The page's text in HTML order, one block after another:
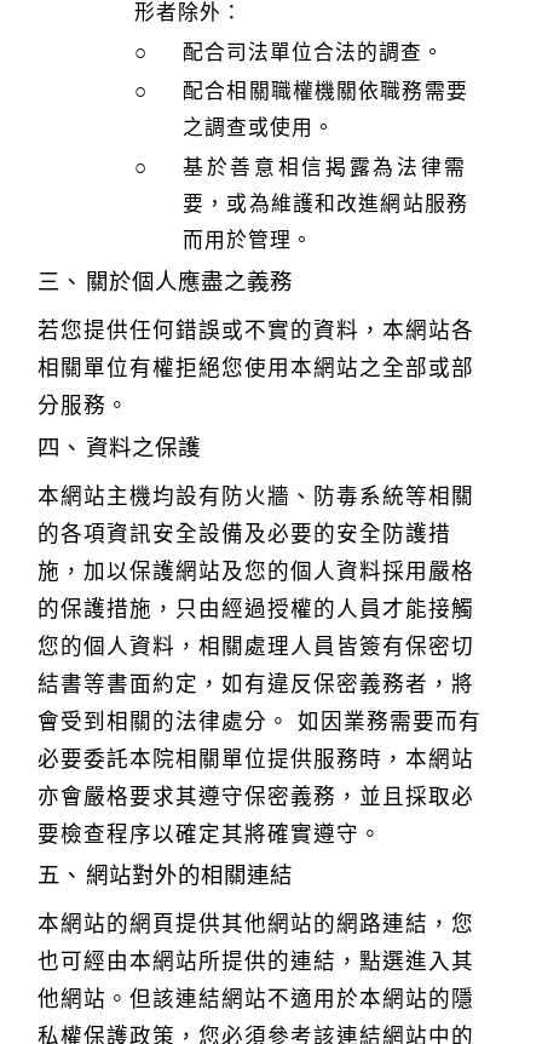
形者除外：
配合司法單位合法的調查。
配合相關職權機關依職務需要
之調查或使用。
基於善意相信揭露為法律需
要，或為維護和改進網站服務
而用於管理。
關於個人應盡之義務
若您提供任何錯誤或不實的資料，本網站各
相關單位有權拒絕您使用本網站之全部或部
分服務。
資料之保護
本網站主機均設有防火牆、防毒系統等相關
的各項資訊安全設備及必要的安全防護措
施，加以保護網站及您的個人資料採用嚴格
的保護措施，只由經過授權的人員才能接觸
您的個人資料，相關處理人員皆簽有保密切
結書等書面約定，如有違反保密義務者，將
會受到相關的法律處分。 如因業務需要而有
必要委託本院相關單位提供服務時，本網站
亦會嚴格要求其遵守保密義務，並且採取必
要檢查程序以確定其將確實遵守。
網站對外的相關連結
本網站的網頁提供其他網站的網路連結，您
也可經由本網站所提供的連結，點選進入其
他網站。但該連結網站不適用於本網站的隱
私權保護政策，您必須參考該連結網站中的